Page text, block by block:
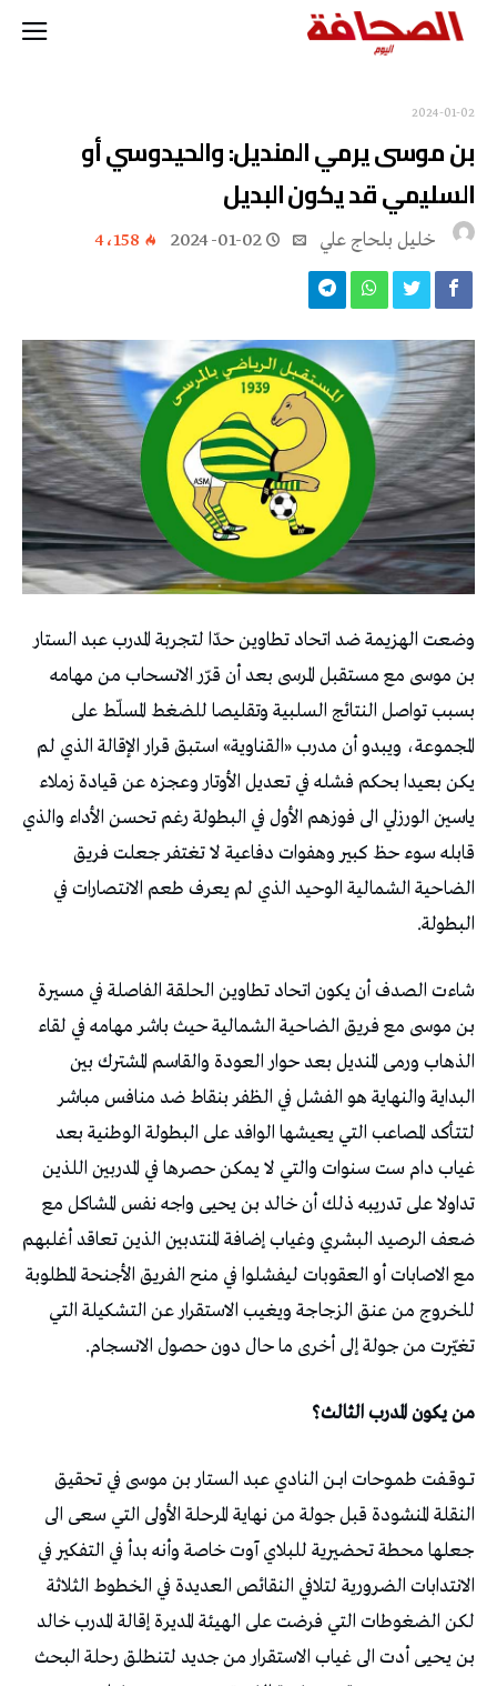
2024-01-02
بن موسى يرمي المنديل: والحيدوسي أو
السليمي قد يكون البديل
خليل‭ ‬بلحاج‭ ‬علي 2024-01-02 4٬158
وضعت الهزيمة ضد اتحاد تطاوين حدّا لتجربة المدرب عبد الستار
بن موسى مع مستقبل المرسى بعد أن قرّر الانسحاب من مهامه
بسبب تواصل النتائج السلبية وتقليصا للضغط المسلّط على
المجموعة، ويبدو أن مدرب «القناوية» استبق قرار الإقالة الذي لم
يكن بعيدا بحكم فشله في تعديل الأوتار وعجزه عن قيادة زملاء
ياسين الورزلي الى فوزهم الأول في البطولة رغم تحسن الأداء والذي
قابله سوء حظ كبير وهفوات دفاعية لا تغتفر جعلت فريق
الضاحية الشمالية الوحيد الذي لم يعرف طعم الانتصارات في
البطولة.
شاءت الصدف أن يكون اتحاد تطاوين الحلقة الفاصلة في مسيرة
بن موسى مع فريق الضاحية الشمالية حيث باشر مهامه في لقاء
الذهاب ورمى المنديل بعد حوار العودة والقاسم المشترك بين
البداية والنهاية هو الفشل في الظفر بنقاط ضد منافس مباشر
لتتأكد المصاعب التي يعيشها الوافد على البطولة الوطنية بعد
غياب دام ست سنوات والتي لا يمكن حصرها في المدربين اللذين
تداولا على تدريبه ذلك أن خالد بن يحيى واجه نفس المشاكل مع
ضعف الرصيد البشري وغياب إضافة المنتدبين الذين تعاقد أغلبهم
مع الاصابات أو العقوبات ليفشلوا في منح الفريق الأجنحة المطلوبة
للخروج من عنق الزجاجة ويغيب الاستقرار عن التشكيلة التي
تغيّرت من جولة إلى أخرى ما حال دون حصول الانسجام.
من يكون المدرب الثالث؟
تـــوقــفت طمـوحات ابــن النادي عبد الستار بن موسى في تحقيق
النقلة المنشودة قبل جولة من نهاية المرحلة الأولى التي سعى الى
جعلها محطة تحضيرية للبلاي آوت خاصة وأنه بدأ في التفكير في
الانتدابات الضرورية لتلافي النقائص العديدة في الخطوط الثلاثة
لكن الضغوطات التي فرضت على الهيئة المديرة إقالة المدرب خالد
بن يحيى أدت الى غياب الاستقرار من جديد لتنطلق رحلة البحث